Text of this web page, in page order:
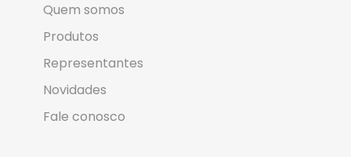
Quem somos
Produtos
Representantes
Novidades
Fale conosco